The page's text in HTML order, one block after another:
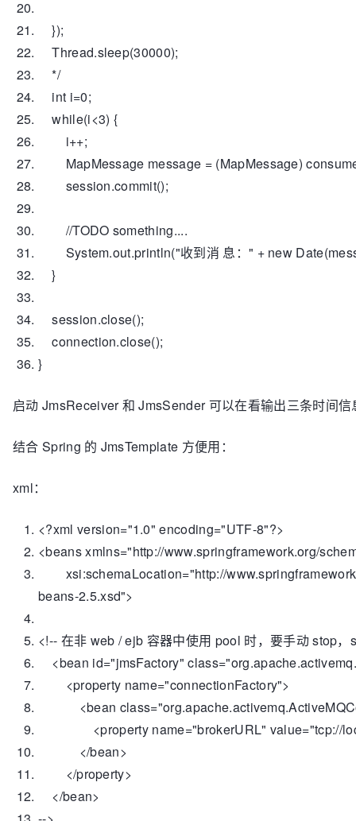
});
Thread.sleep(30000);
*/
int i=0;
while(i<3) {
i++;
MapMessage message = (MapMessage)
session.commit();
//TODO something....
System.out.println("收到消 息：" + new
}
session.close();
connection.close();
}
启动 JmsReceiver 和 JmsSender 可以在看输出三条时间
结合 Spring 的 JmsTemplate 方便用：
xml：
<?xml version="1.0" encoding="UTF-8"?>
<beansxmlns="http://www.springframework.org/
xsi:schemaLocation="http://
beans-2.5.xsd">
<!-- 在非 web / ejb 容器中使用 pool 时，要手动 stop
<bean id="jmsFactory" class=
<property name="connectionFactory">
<bean class=
<property name="brokerURL" value="tcp://
</bean>
</property>
</bean>